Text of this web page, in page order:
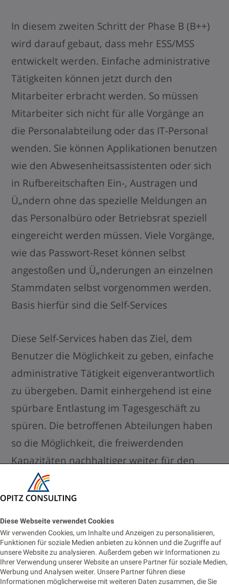
Diese Webseite verwendet Cookies
Wir verwenden Cookies, um Inhalte und Anzeigen zu personalisieren,
Funktionen für soziale Medien anbieten zu können und die Zugriffe auf
unsere Website zu analysieren. Außerdem geben wir Informationen zu
Ihrer Verwendung unserer Website an unsere Partner für soziale Medien,
Werbung und Analysen weiter. Unsere Partner führen diese
Informationen möglicherweise mit weiteren Daten zusammen, die Sie
In diesem zweiten Schritt der Phase B (B++)
wird darauf gebaut, dass mehr ESS/MSS
entwickelt werden. Einfache administrative
Tätigkeiten können jetzt durch den
Mitarbeiter erbracht werden. So müssen
Mitarbeiter sich nicht für alle Vorgänge an
die Personalabteilung oder das IT-Personal
wenden. Sie können Applikationen benutzen
wie den Abwesenheitsassistenten oder sich
in Rufbereitschaften Ein-, Austragen und
Ü„ndern ohne das spezielle Meldungen an
das Personalbüro oder Betriebsrat speziell
eingereicht werden müssen. Viele Vorgänge,
wie das Passwort-Reset können selbst
angestoßen und Ü„nderungen an einzelnen
Stammdaten selbst vorgenommen werden.
Basis hierfür sind die Self-Services
Diese Self-Services haben das Ziel, dem
Benutzer die Möglichkeit zu geben, einfache
administrative Tätigkeit eigenverantwortlich
zu übergeben. Damit einhergehend ist eine
spürbare Entlastung im Tagesgeschäft zu
spüren. Die betroffenen Abteilungen haben
so die Möglichkeit, die freiwerdenden
Kapazitäten nachhaltiger weiter für den
Unternehmenserfolg einzusetzen. Dafür
braucht es immer mehr vollautomatisierte
Um so optimierter und automatischer der
Prozessablauf ist, um so mehr nähern wir
uns der Phase C.